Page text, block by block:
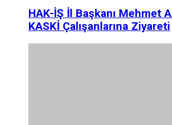
HAK-İŞ İl Başkanı Mehmet
KASKİ Çalışanlarına Ziyareti